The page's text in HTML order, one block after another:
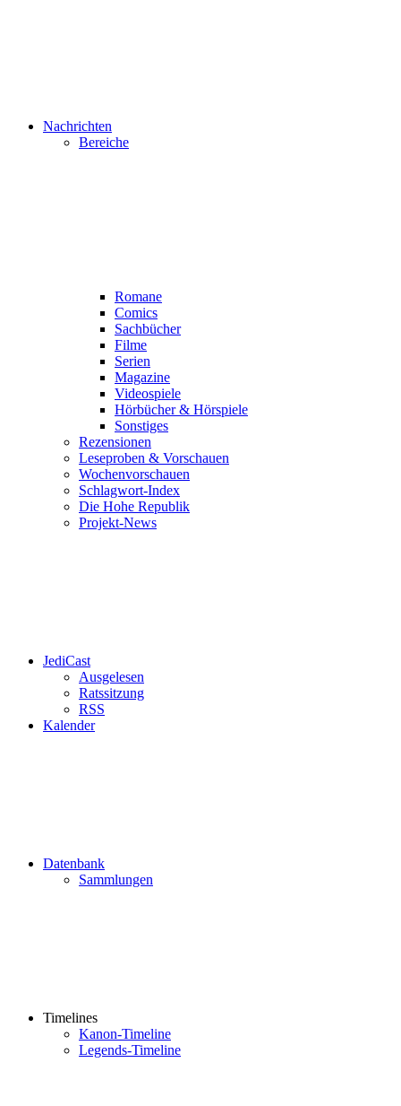
Nachrichten
Bereiche
Romane
Comics
Sachbücher
Filme
Serien
Magazine
Videospiele
Hörbücher & Hörspiele
Sonstiges
Rezensionen
Leseproben & Vorschauen
Wochenvorschauen
Schlagwort-Index
Die Hohe Republik
Projekt-News
JediCast
Ausgelesen
Ratssitzung
RSS
Kalender
Datenbank
Sammlungen
Timelines
Kanon-Timeline
Legends-Timeline